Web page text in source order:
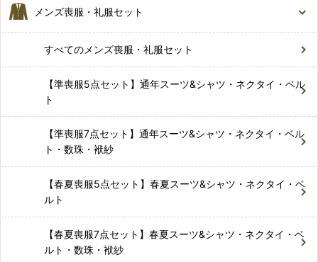
メンズ喪服・礼服セット
すべてのメンズ喪服・礼服セット
【準喪服5点セット】通年スーツ&シャツ・ネクタイ・ベル
ト
【準喪服7点セット】通年スーツ&シャツ・ネクタイ・ベル
ト・数珠・袱紗
【春夏喪服5点セット】春夏スーツ&シャツ・ネクタイ・ベ
ルト
【春夏喪服7点セット】春夏スーツ&シャツ・ネクタイ・ベ
ルト・数珠・袱紗